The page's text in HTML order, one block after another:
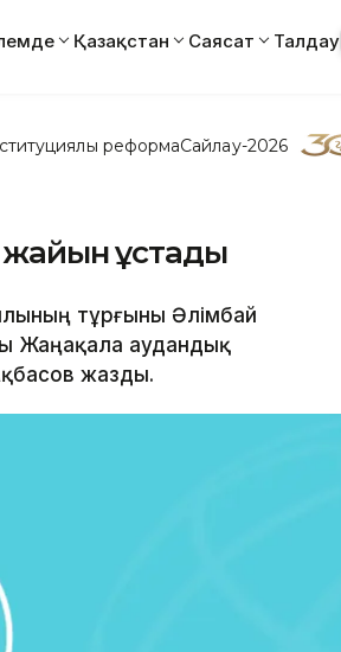
Қазақстан Саясат Талдау
реформаСайлау-2026
жайын ұстады
тұрғыны Әлімбай
Жаңақала аудандық
жазды.